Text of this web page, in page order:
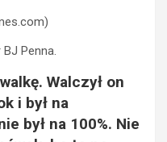
Penna.
Walczył on
i był na
był na 100%. Nie